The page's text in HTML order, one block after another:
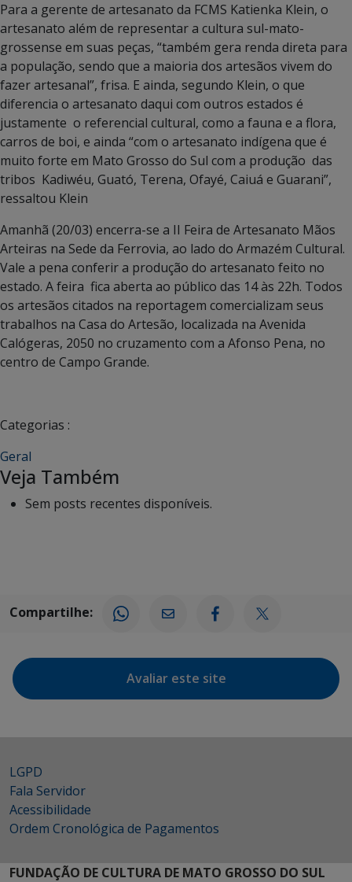
Para a gerente de artesanato da FCMS Katienka Klein, o
artesanato além de representar a cultura sul-mato-
grossense em suas peças, “também gera renda direta para
a população, sendo que a maioria dos artesãos vivem do
fazer artesanal”, frisa. E ainda, segundo Klein, o que
diferencia o artesanato daqui com outros estados é
justamente o referencial cultural, como a fauna e a flora,
carros de boi, e ainda “com o artesanato indígena que é
muito forte em Mato Grosso do Sul com a produção das
tribos Kadiwéu, Guató, Terena, Ofayé, Caiuá e Guarani”,
ressaltou Klein
Amanhã (20/03) encerra-se a II Feira de Artesanato Mãos
Arteiras na Sede da Ferrovia, ao lado do Armazém Cultural.
Vale a pena conferir a produção do artesanato feito no
estado. A feira fica aberta ao público das 14 às 22h. Todos
os artesãos citados na reportagem comercializam seus
trabalhos na Casa do Artesão, localizada na Avenida
Calógeras, 2050 no cruzamento com a Afonso Pena, no
centro de Campo Grande.
Categorias :
Geral
Veja Também
Sem posts recentes disponíveis.
Compartilhe:
Avaliar este site
LGPD
Fala Servidor
Acessibilidade
Ordem Cronológica de Pagamentos
FUNDAÇÃO DE CULTURA DE MATO GROSSO DO SUL